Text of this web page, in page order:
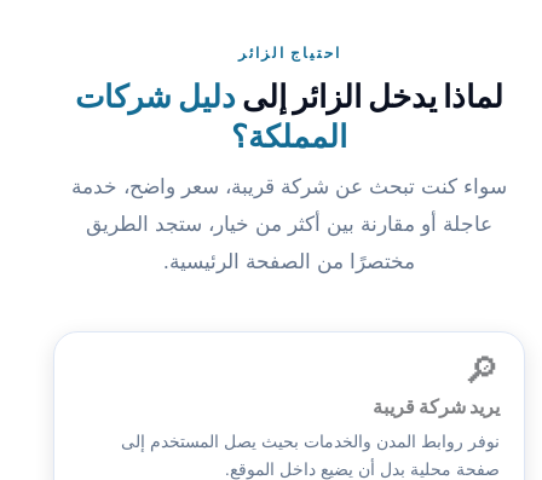
احتياج الزائر
لماذا يدخل الزائر إلىدليل شركات
المملكة؟
سواء كنت تبحث عن شركة قريبة، سعر واضح، خدمة
عاجلة أو مقارنة بين أكثر من خيار، ستجد الطريق
مختصرًا من الصفحة الرئيسية.
🔎
يريد شركة قريبة
نوفر روابط المدن والخدمات بحيث يصل المستخدم إلى
صفحة محلية بدل أن يضيع داخل الموقع.